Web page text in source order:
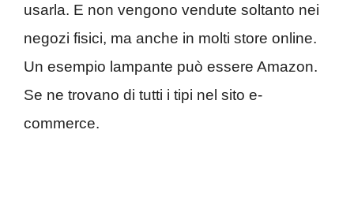
usarla. E non vengono vendute soltanto nei
negozi fisici, ma anche in molti store online.
Un esempio lampante può essere Amazon.
Se ne trovano di tutti i tipi nel sito e-
commerce.